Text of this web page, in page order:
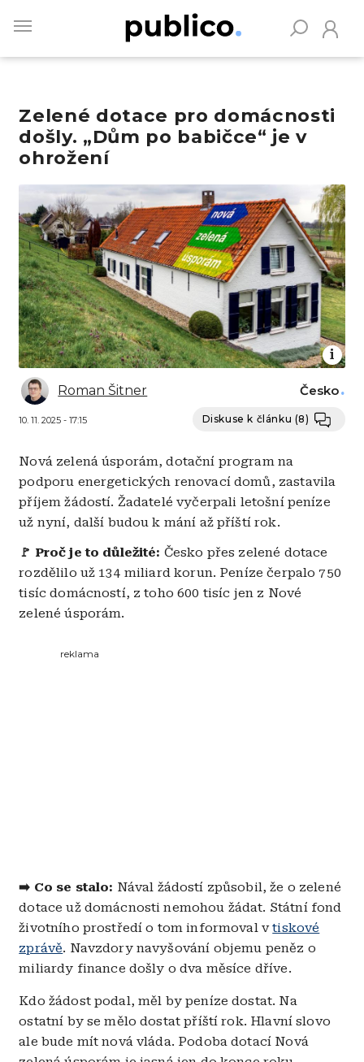
main
Zelené dotace pro domácnosti
došly. „Dům po babičce“ je v
ohrožení
Obrázek
Roman Šitner
10. 11. 2025 - 17:15
Česko
Diskuse k článku (8)
Nová zelená úsporám, dotační program na
podporu energetických renovací domů, zastavila
příjem žádostí. Žadatelé vyčerpali letošní peníze
už nyní, další budou k mání až příští rok.
🚩 Proč je to důležité: Česko přes zelené dotace
rozdělilo už 134 miliard korun. Peníze čerpalo 750
tisíc domácností, z toho 600 tisíc jen z Nové
zelené úsporám.
reklama
➡️ Co se stalo: Nával žádostí způsobil, že o zelené
dotace už domácnosti nemohou žádat. Státní fond
životního prostředí o tom informoval vtiskové
zprávě. Navzdory navyšování objemu peněz o
miliardy finance došly o dva měsíce dříve.
Kdo žádost podal, měl by peníze dostat. Na
ostatní by se mělo dostat příští rok. Hlavní slovo
ale bude mít nová vláda. Podoba dotací Nová
Vyhledávejte na Publiku